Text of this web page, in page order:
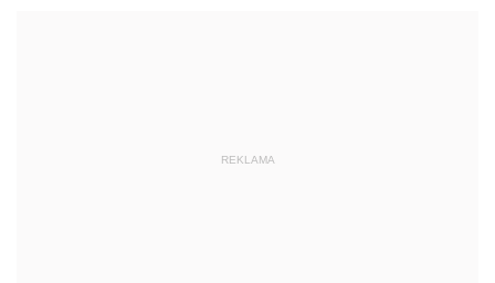
REKLAMA